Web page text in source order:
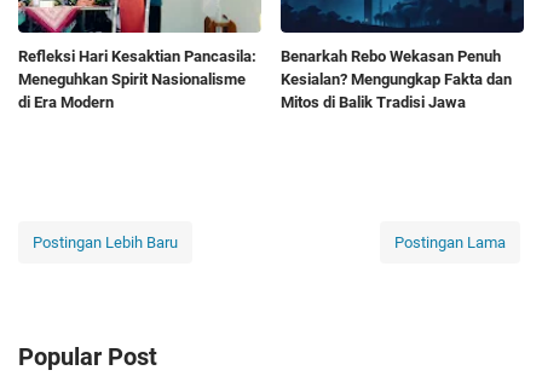
Refleksi Hari Kesaktian Pancasila:
Meneguhkan Spirit Nasionalisme
di Era Modern
Benarkah Rebo Wekasan Penuh
Kesialan? Mengungkap Fakta dan
Mitos di Balik Tradisi Jawa
Postingan Lebih Baru Postingan Lama
Popular Post